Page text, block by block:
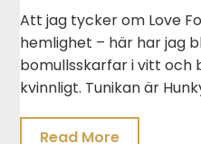
Att jag tycker om Love
hemlighet – här har jag
bomullsskarfar i vitt och
kvinnligt. Tunikan är
Read More